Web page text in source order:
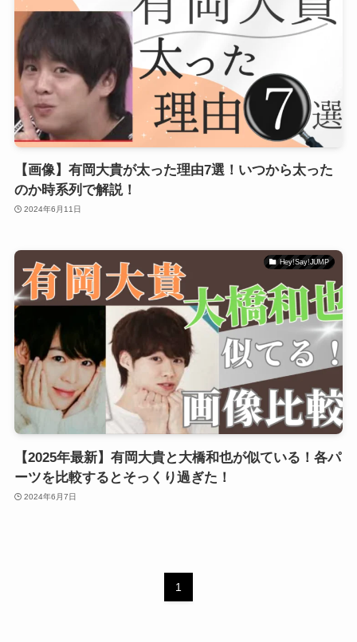
【画像】有岡大貴が太った理由7選！いつから太った
のか時系列で解説！
2024年6月11日
Hey!Say!JUMP
【2025年最新】有岡大貴と大橋和也が似ている！各パ
ーツを比較するとそっくり過ぎた！
2024年6月7日
1